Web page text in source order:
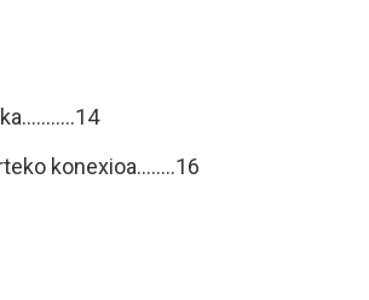
konexioa........16